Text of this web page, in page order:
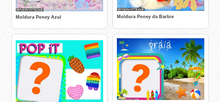
Moldura Poney Azul Moldura Poney da Barbie